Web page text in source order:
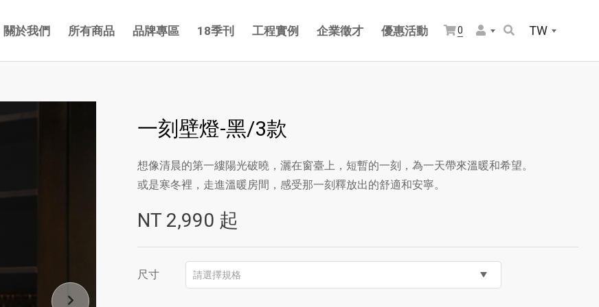
關於我們 所有商品 品牌專區 18季刊 工程實例 企業徵才 優惠活動 0 TW
一刻壁燈-黑/3款
想像清晨的第一縷陽光破曉，灑在窗臺上，短暫的一刻，為一天帶來溫暖和希望。
或是寒冬裡，走進溫暖房間，感受那一刻釋放出的舒適和安寧。
NT 2,990 起
尺寸 請選擇規格